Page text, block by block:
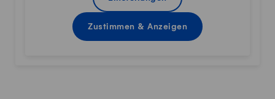
Zustimmen & Anzeigen